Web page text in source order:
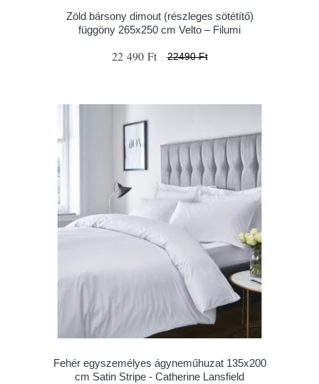
Zöld bársony dimout (részleges sötétítő)
függöny 265x250 cm Velto – Filumi
22 490 Ft 22490 Ft
Fehér egyszemélyes ágyneműhuzat 135x200
cm Satin Stripe - Catherine Lansfield